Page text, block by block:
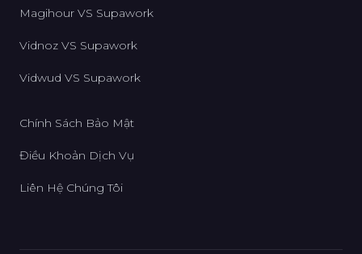
Magihour VS Supawork
Vidnoz VS Supawork
Vidwud VS Supawork
Chính Sách Bảo Mật
Điều Khoản Dịch Vụ
Liên Hệ Chúng Tôi